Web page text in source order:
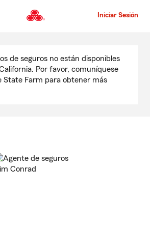
al
principal
Iniciar Sesión
de seguros no están disponibles
Por favor, comuníquese
State Farm para obtener más